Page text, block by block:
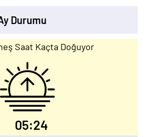
Durumu
Saat Kaçta Doğuyor
05:24